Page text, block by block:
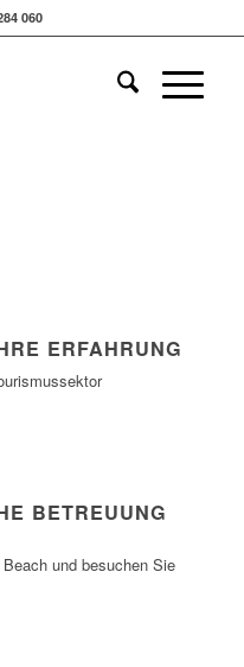
060
ERFAHRUNG
BETREUUNG
und besuchen Sie